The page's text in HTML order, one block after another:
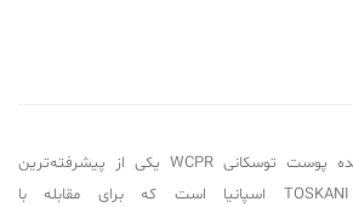
کوکتل تخصصی روشن‌کننده پوست توسکانی WCPR یکی از پیشرفته‌ترین
محصولات برند معتبر TOSKANI اسپانیا است که برای مقابله با